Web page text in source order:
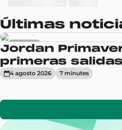
Últimas
Sneakers
Jordan
primeras
4 agosto 2026 7 minutes